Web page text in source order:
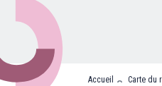
Nos partenaires
Clients professionnels
Accueil Carte du